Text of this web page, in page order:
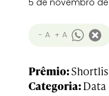
5 de novembro de
- A + A
Prêmio:
Categoria: